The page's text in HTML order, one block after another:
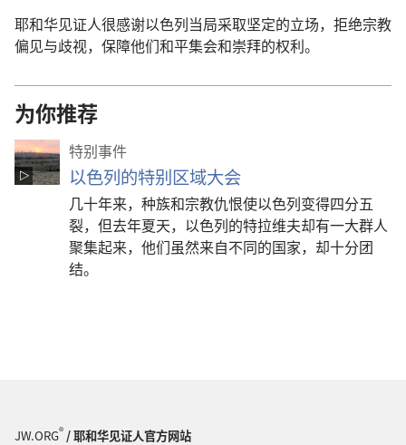
耶和华见证人很感谢以色列当局采取坚定的立场，拒绝宗教
偏见与歧视，保障他们和平集会和崇拜的权利。
为你推荐
特别事件
以色列的特别区域大会
几十年来，种族和宗教仇恨使以色列变得四分五
裂，但去年夏天，以色列的特拉维夫却有一大群人
聚集起来，他们虽然来自不同的国家，却十分团
结。
JW.ORG® / 耶和华见证人官方网站